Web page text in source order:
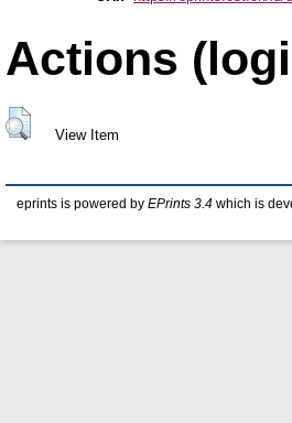
Actions
View Item
eprints is powered by EPrints 3.4 which is